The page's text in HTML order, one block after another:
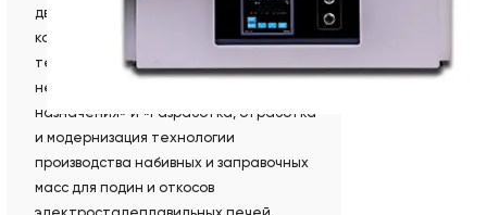
два проекта: «Мониторинг и
корректировка действующих
технологий производства
неформованных огнеупоров различного
назначения» и «Разработка, отработка
и модернизация технологии
производства набивных и заправочных
масс для подин и откосов